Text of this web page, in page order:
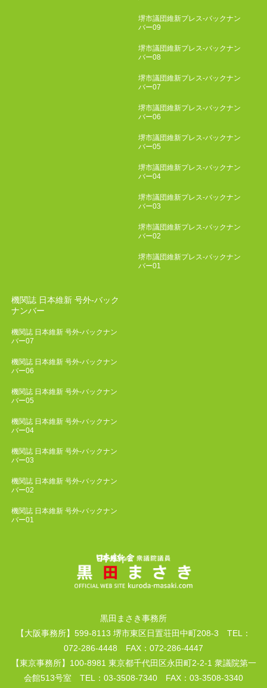
堺市議団維新プレス-バックナン
バー09
堺市議団維新プレス-バックナン
バー08
堺市議団維新プレス-バックナン
バー07
堺市議団維新プレス-バックナン
バー06
堺市議団維新プレス-バックナン
バー05
堺市議団維新プレス-バックナン
バー04
堺市議団維新プレス-バックナン
バー03
堺市議団維新プレス-バックナン
バー02
堺市議団維新プレス-バックナン
バー01
機関誌 日本維新 号外-バック
ナンバー
機関誌 日本維新 号外-バックナン
バー07
機関誌 日本維新 号外-バックナン
バー06
機関誌 日本維新 号外-バックナン
バー05
機関誌 日本維新 号外-バックナン
バー04
機関誌 日本維新 号外-バックナン
バー03
機関誌 日本維新 号外-バックナン
バー02
機関誌 日本維新 号外-バックナン
バー01
黒田まさき事務所
【大阪事務所】599-8113 堺市東区日置荘田中町208-3 TEL：
072-286-4448 FAX：072-286-4447
【東京事務所】100-8981 東京都千代田区永田町2-2-1 衆議院第一
会館513号室 TEL：03-3508-7340 FAX：03-3508-3340